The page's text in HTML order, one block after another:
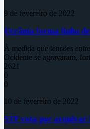
9 de fevereiro de 2022
Ucrânia forma linha
À medida que tensões
Ocidente se agravaram,
2621
0
0
10 de fevereiro de 2022
STF vota por